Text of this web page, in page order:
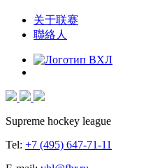
关于联赛
聯絡人
Supreme hockey league
Tel: +7 (495) 647-71-11